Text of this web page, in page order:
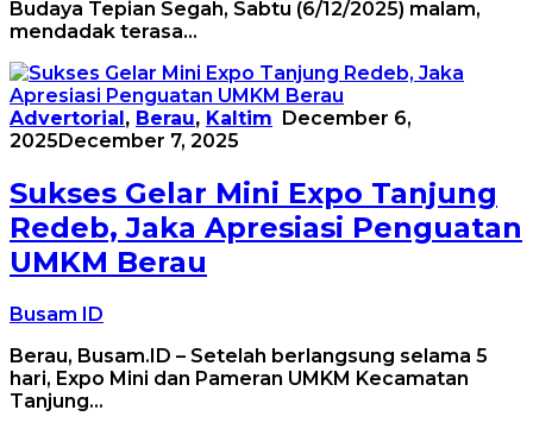
Budaya Tepian Segah, Sabtu (6/12/2025) malam,
mendadak terasa…
Advertorial , Berau, Kaltim
December 6,
2025 December 7, 2025
Sukses Gelar Mini Expo Tanjung
Redeb, Jaka Apresiasi Penguatan
UMKM Berau
Busam ID
Berau, Busam.ID – Setelah berlangsung selama 5
hari, Expo Mini dan Pameran UMKM Kecamatan
Tanjung…